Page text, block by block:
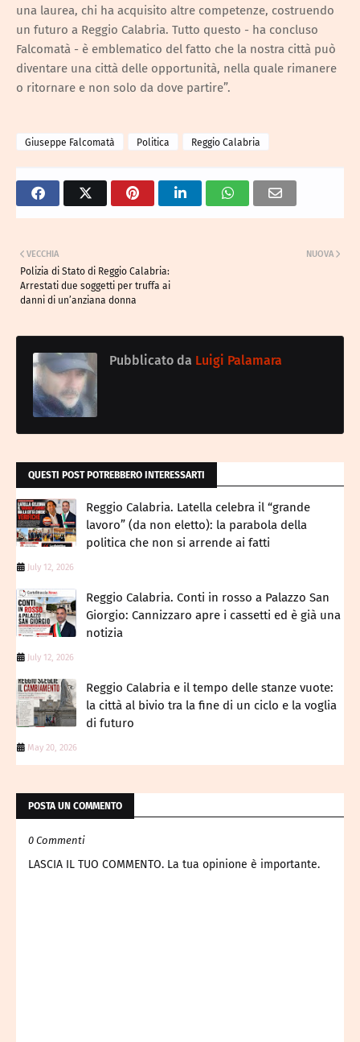
una laurea, chi ha acquisito altre competenze, costruendo
un futuro a Reggio Calabria. Tutto questo - ha concluso
Falcomatà - è emblematico del fatto che la nostra città può
diventare una città delle opportunità, nella quale rimanere
o ritornare e non solo da dove partire”.
Giuseppe Falcomatà Politica Reggio Calabria
NUOVA
VECCHIA
Polizia di Stato di Reggio Calabria:
Arrestati due soggetti per truffa ai
danni di un’anziana donna
Pubblicato da Luigi Palamara
QUESTI POST POTREBBERO INTERESSARTI
Reggio Calabria. Latella celebra il “grande
lavoro” (da non eletto): la parabola della
politica che non si arrende ai fatti
July 12, 2026
Reggio Calabria. Conti in rosso a Palazzo San
Giorgio: Cannizzaro apre i cassetti ed è già una
notizia
July 12, 2026
Reggio Calabria e il tempo delle stanze vuote:
la città al bivio tra la fine di un ciclo e la voglia
di futuro
May 20, 2026
POSTA UN COMMENTO
0 Commenti
LASCIA IL TUO COMMENTO. La tua opinione è importante.